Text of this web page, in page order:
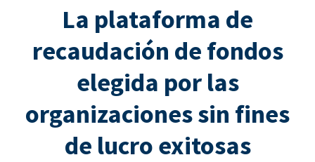
La plataforma de
recaudación de fondos
elegida por las
organizaciones sin fines
de lucro exitosas